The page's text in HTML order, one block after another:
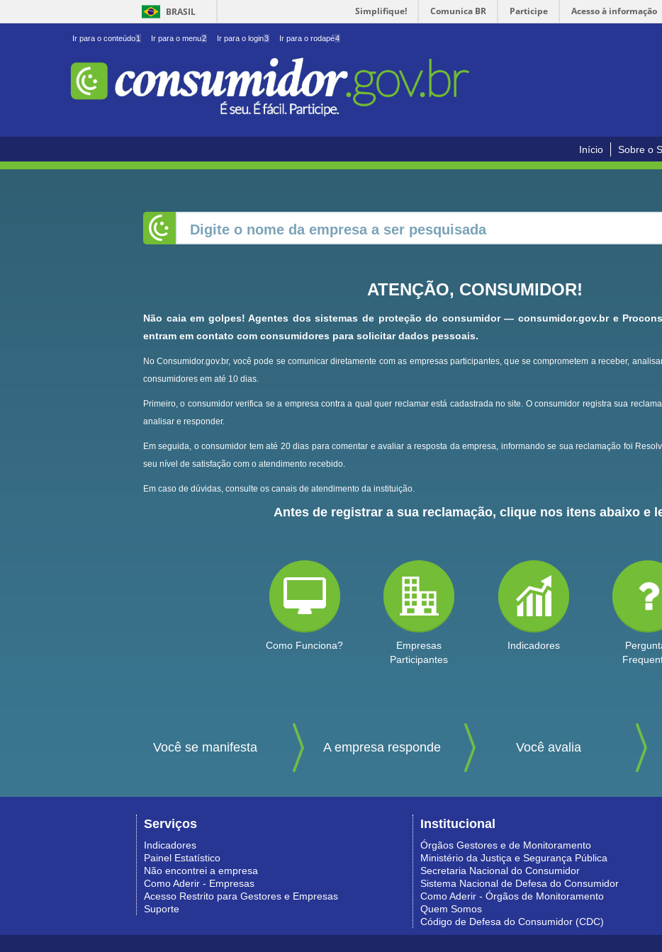
BRASIL Simplifique! Comunica BR Participe Acesso à informação
Ir para o conteúdo1 Ir para o menu2 Ir para o login3 Ir para o rodapé4
Início Sobre o
ATENÇÃO, CONSUMIDOR!
Não caia em golpes! Agentes dos sistemas de proteção do consumidor — consumidor.gov.br e
entram em contato com consumidores para solicitar dados pessoais.
No Consumidor.gov.br, você pode se comunicar diretamente com as empresas participantes, que se comprometem a receber,
consumidores em até 10 dias.
Primeiro, o consumidor verifica se a empresa contra a qual quer reclamar está cadastrada no site. O consumidor registra sua
analisar e responder.
Em seguida, o consumidor tem até 20 dias para comentar e avaliar a resposta da empresa, informando se sua reclamação foi
seu nível de satisfação com o atendimento recebido.
Em caso de dúvidas, consulte os canais de atendimento da instituição.
Antes de registrar a sua reclamação, clique nos itens abaixo e
Como Funciona?
Empresas
Participantes
Indicadores
Você se manifesta A empresa responde Você avalia
Serviços
Indicadores
Painel Estatístico
Não encontrei a empresa
Como Aderir - Empresas
Acesso Restrito para Gestores e Empresas
Suporte
Institucional
Órgãos Gestores e de Monitoramento
Ministério da Justiça e Segurança Pública
Secretaria Nacional do Consumidor
Sistema Nacional de Defesa do Consumidor
Como Aderir - Órgãos de Monitoramento
Quem Somos
Código de Defesa do Consumidor (CDC)